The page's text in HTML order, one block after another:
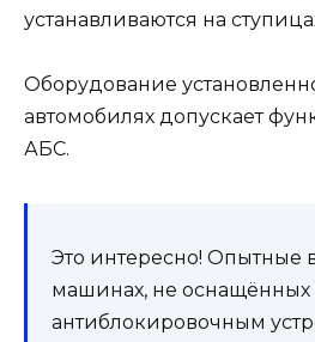
устанавливаются на
Оборудование
автомобилях допускает
АБС.
Это интересно! Опытные
машинах, не оснащённых
антиблокировочным